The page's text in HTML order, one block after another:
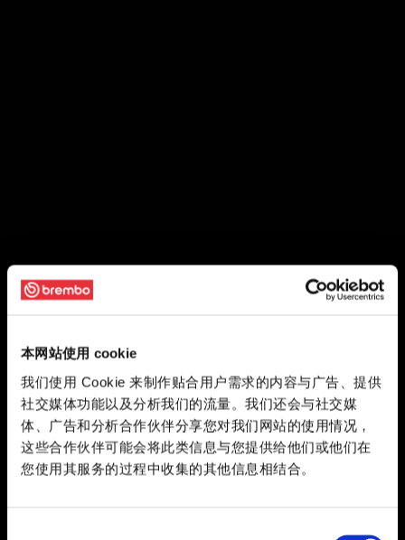
本网站使用 cookie
我们使用 Cookie 来制作贴合用户需求的内容与广告、提供
社交媒体功能以及分析我们的流量。我们还会与社交媒
体、广告和分析合作伙伴分享您对我们网站的使用情况，
这些合作伙伴可能会将此类信息与您提供给他们或他们在
您使用其服务的过程中收集的其他信息相结合。